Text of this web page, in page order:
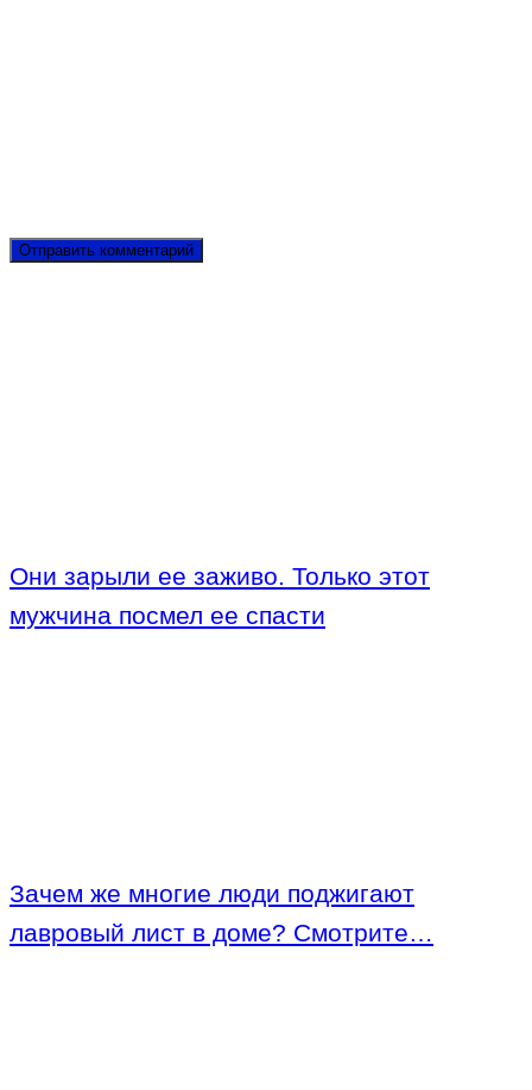
Они зарыли ее заживо. Только этот
мужчина посмел ее спасти
Зачем же многие люди поджигают
лавровый лист в доме? Смотрите…